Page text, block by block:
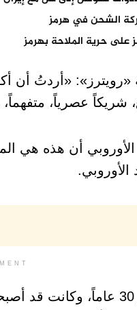
الشحن في هرمز
حرية الملاحة بهرمز
«أردتُ أن
شريكاً عصرياً،
أن هذه هي
الأوروبي.
وتبلغ بورمختاري من